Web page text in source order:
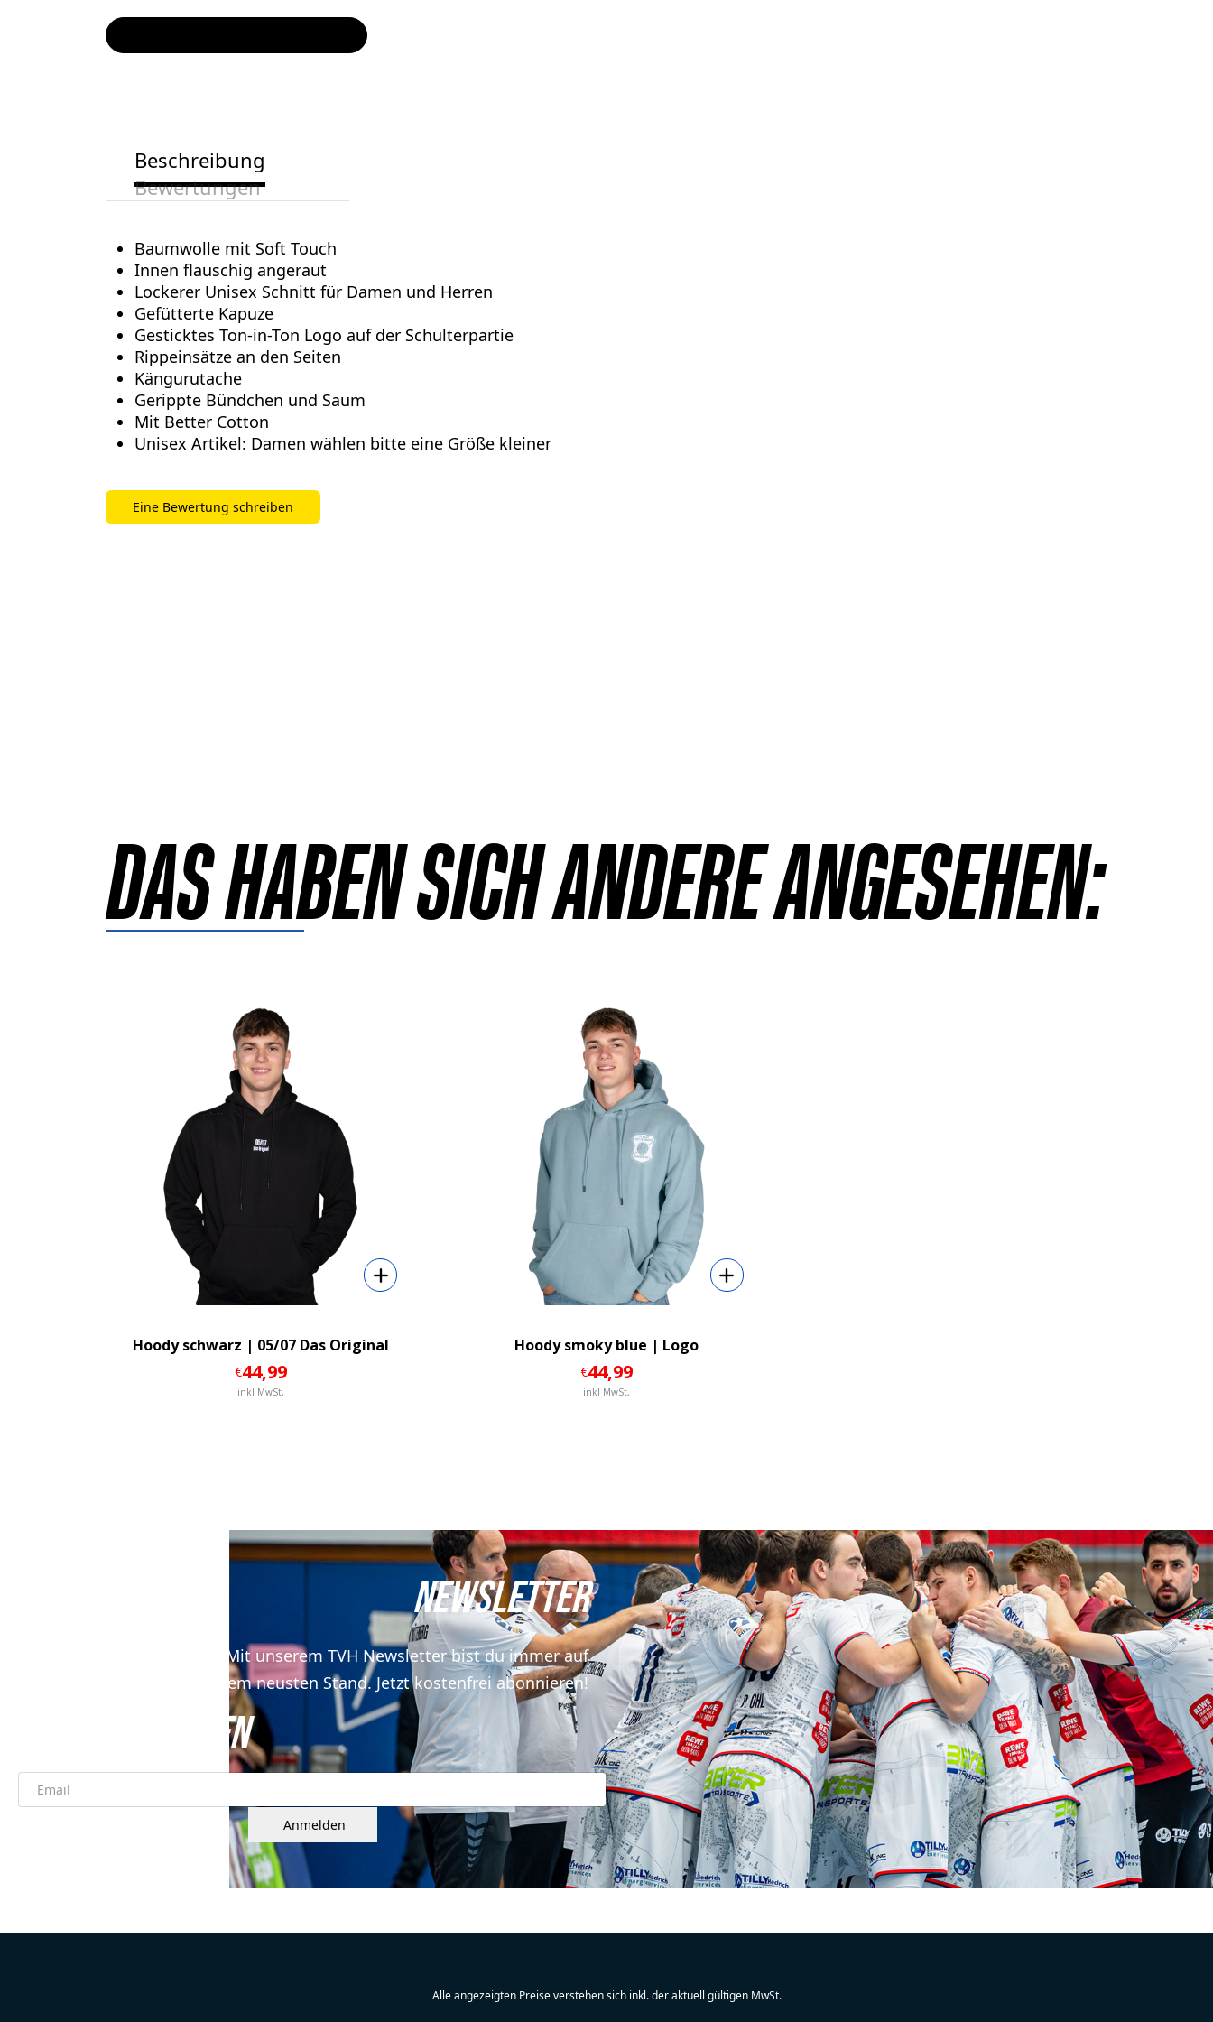
Beschreibung
Bewertungen
Baumwolle mit Soft Touch
Innen flauschig angeraut
Lockerer Unisex Schnitt für Damen und Herren
Gefütterte Kapuze
Gesticktes Ton-in-Ton Logo auf der Schulterpartie
Rippeinsätze an den Seiten
Kängurutache
Gerippte Bündchen und Saum
Mit Better Cotton
Unisex Artikel: Damen wählen bitte eine Größe kleiner
Eine Bewertung schreiben
DAS HABEN SICH ANDERE ANGESEHEN:
Hoody schwarz | 05/07 Das Original
€44,99
inkl MwSt,
Hoody smoky blue | Logo
€44,99
inkl MwSt,
NEWSLETTER
Keine News mehr verpassen! Mit unserem TVH Newsletter bist du immer auf
dem neusten Stand. Jetzt kostenfrei abonnieren!
JETZT ANMELDEN
Anmelden
Alle angezeigten Preise verstehen sich inkl. der aktuell gültigen MwSt.